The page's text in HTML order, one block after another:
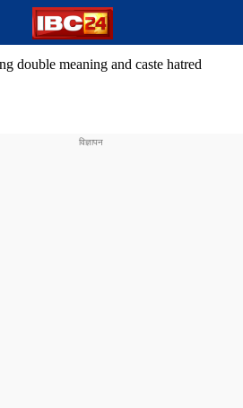
double meaning and caste hatred